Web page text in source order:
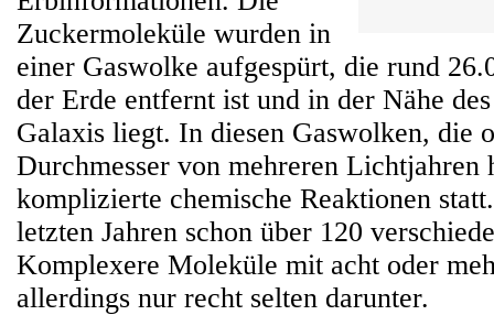
Zuckermoleküle wurden in
einer Gaswolke aufgespürt, die rund
der Erde entfernt ist und in der Nähe
Galaxis liegt. In diesen Gaswolken, die
Durchmesser von mehreren Lichtjahren
komplizierte chemische Reaktionen
letzten Jahren schon über 120
Komplexere Moleküle mit acht oder
allerdings nur recht selten darunter.